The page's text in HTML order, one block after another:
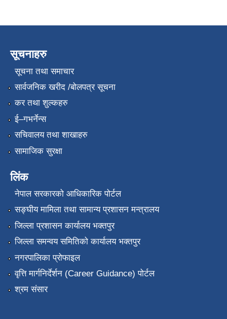
सूचनाहरु
सूचना तथा समाचार
सार्वजनिक खरीद /बोलपत्र सूचना
कर तथा शुल्कहरु
ई–गभर्नेन्स
सचिवालय तथा शाखाहरु
सामाजिक सुरक्षा
लिंक
नेपाल सरकारको आधिकारिक पोर्टल
सङ्‍घीय मामिला तथा सामान्य प्रशासन मन्त्रालय
जिल्ला प्रशासन कार्यालय भक्तपुर
जिल्ला समन्वय समितिको कार्यालय भक्तपुर
नगरपालिका प्रोफाइल
वृत्ति मार्गनिर्देर्शन (Career Guidance) पोर्टल
श्रम संसार